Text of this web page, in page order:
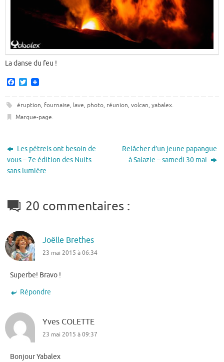
La danse du feu !
F
e
b
o
T
t
t
e
éruption, fournaise, lave, photo, réunion, volcan, yabalex.
Marque-page.
Les pétrels ont besoin de
vous – 7e édition des Nuits
sans lumière
Relâcher d’un jeune papangue
à Salazie – samedi 30 mai
20 commentaires :
Joëlle Brethes
23 mai 2015 à 06:34
Superbe! Bravo !
Répondre
Yves COLETTE
23 mai 2015 à 09:37
Bonjour Yabalex